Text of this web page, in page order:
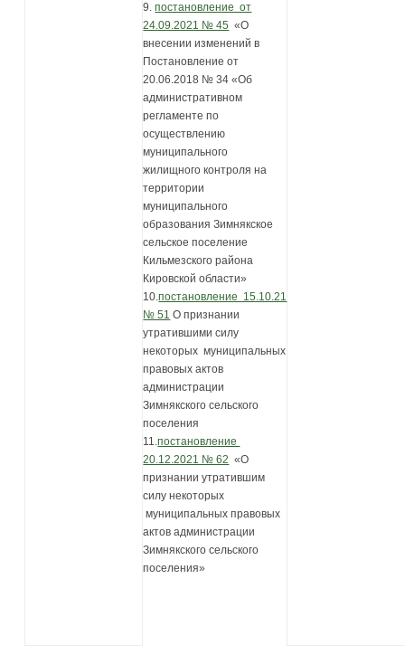
9.постановление от
24.09.2021 № 45 «О
внесении изменений в
Постановление от
20.06.2018 № 34 «Об
административном
регламенте по
осуществлению
муниципального
жилищного контроля на
территории
муниципального
образования Зимнякское
сельское поселение
Кильмезского района
Кировской области»
10.постановление 15.10.21
№ 51 О признании
утратившими силу
некоторых муниципальных
правовых актов
администрации
Зимнякского сельского
поселения
11.постановление
20.12.2021 № 62 «О
признании утратившим
силу некоторых
муниципальных правовых
актов администрации
Зимнякского сельского
поселения»